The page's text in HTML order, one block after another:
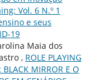
Vol. 6 N.º 1
e seus
19
Maia dos
, ROLE PLAYING
MIRROR E O